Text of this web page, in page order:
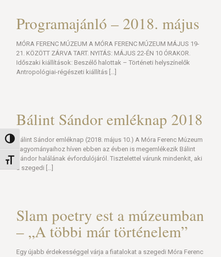
Nagy kontraszt váltása
Betűméret váltása
Programajánló – 2018. május
MÓRA FERENC MÚZEUM A MÓRA FERENC MÚZEUM MÁJUS 19-
21. KÖZÖTT ZÁRVA TART. NYITÁS: MÁJUS 22-ÉN 10 ÓRAKOR.
Időszaki kiállítások: Beszélő halottak – Történeti helyszínelők
Antropológiai-régészeti kiállítás […]
Bálint Sándor emléknap 2018
Bálint Sándor emléknap (2018. május 10.) A Móra Ferenc Múzeum
hagyományaihoz híven ebben az évben is megemlékezik Bálint
Sándor halálának évfordulójáról. Tisztelettel várunk mindenkit, aki
a szegedi […]
Slam poetry est a múzeumban
– „A többi már történelem”
Egy újabb érdekességgel várja a fiatalokat a szegedi Móra Ferenc